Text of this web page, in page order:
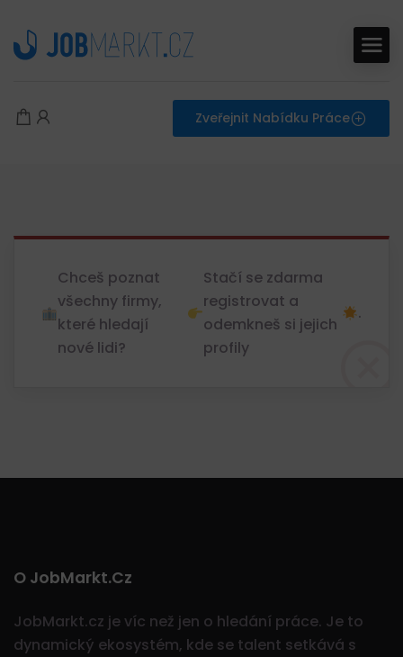
Zveřejnit Nabídku Práce
Chceš poznat
všechny firmy,
které hledají
nové lidi?
Stačí se zdarma
registrovat a
odemkneš si jejich
profily
.
O JobMarkt.cz
JobMarkt.cz je víc než jen o hledání práce. Je to
dynamický ekosystém, kde se talent setkává s